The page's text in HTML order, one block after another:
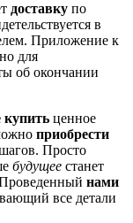
доставку по
в
Приложение к
для
об окончании
купить ценное
приобрести
Просто
будущее станет
нами
все детали